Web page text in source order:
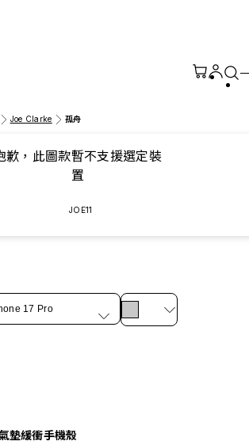
Joe Clarke 孤舟
歉，此圖款暫不支援選定裝
置
JOE11
17 Pro
墊緩衝手機殼